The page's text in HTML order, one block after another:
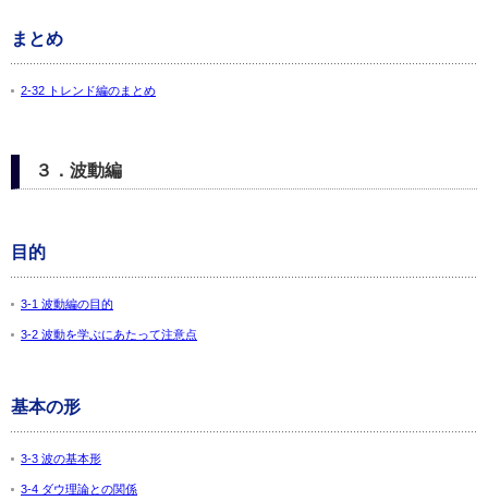
まとめ
2-32 トレンド編のまとめ
３．波動編
目的
3-1 波動編の目的
3-2 波動を学ぶにあたって注意点
基本の形
3-3 波の基本形
3-4 ダウ理論との関係